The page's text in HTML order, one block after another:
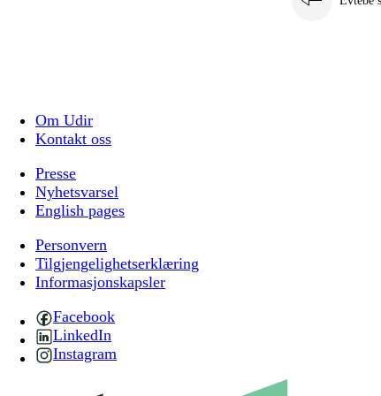
Om Udir
Kontakt oss
Presse
Nyhetsvarsel
English pages
Personvern
Tilgjengelighetserklæring
Informasjonskapsler
Facebook
LinkedIn
Instagram